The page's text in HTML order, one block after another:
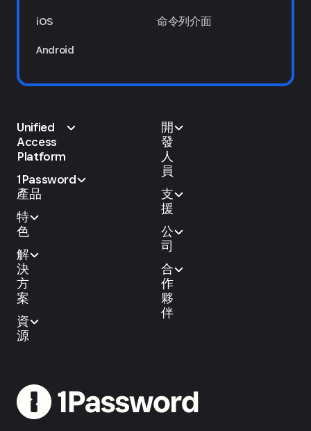
iOS
Android
命令列介面
Unified
Access
Platform
1Password
產品
特
色
解
決
方
案
資
源
開
發
人
員
支
援
公
司
合
作
夥
伴